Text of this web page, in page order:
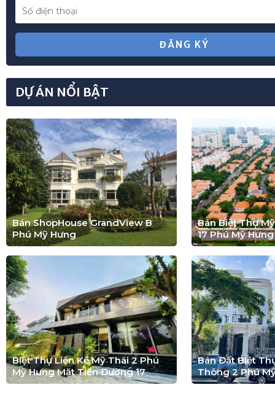
ĐĂNG KÝ
DỰ ÁN NỔI BẬT
Bán ShopHouse GrandView B
Phú Mỹ Hưng
Bán Biệt Thự
17 Phú Mỹ Hưng
Biệt Thự Liền Kề Mỹ Thái 2 Phú
Mỹ Hưng Mặt Tiền Đường 17
Bán Đất Biệt
Thông 2 Phú